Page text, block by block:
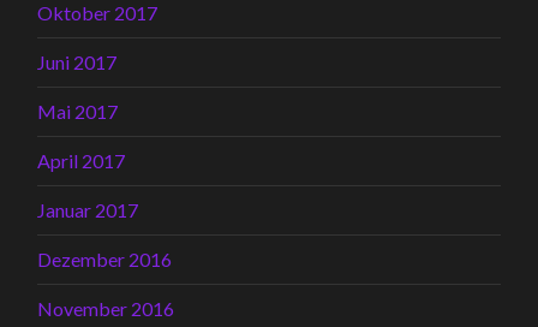
Oktober 2017
Juni 2017
Mai 2017
April 2017
Januar 2017
Dezember 2016
November 2016